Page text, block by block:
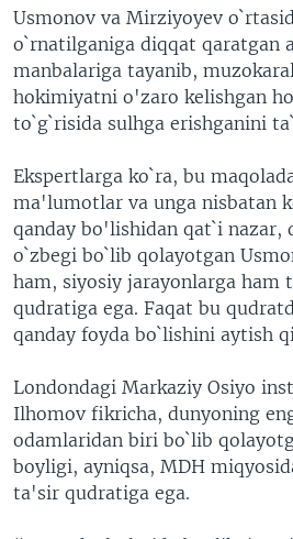
Usmonov va Mirziyoyev
o`rnatilganiga diqqat qaratgan
manbalariga tayanib,
hokimiyatni o'zaro kelishgan
to`g`risida sulhga erishganini
Ekspertlarga ko`ra, bu
ma'lumotlar va unga nisbatan
qanday bo'lishidan qat`i nazar,
o`zbegi bo`lib qolayotgan
ham, siyosiy jarayonlarga ham
qudratiga ega. Faqat bu
qanday foyda bo`lishini aytish
Londondagi Markaziy Osiyo
Ilhomov fikricha, dunyoning
odamlaridan biri bo`lib
boyligi, ayniqsa, MDH
ta'sir qudratiga ega.